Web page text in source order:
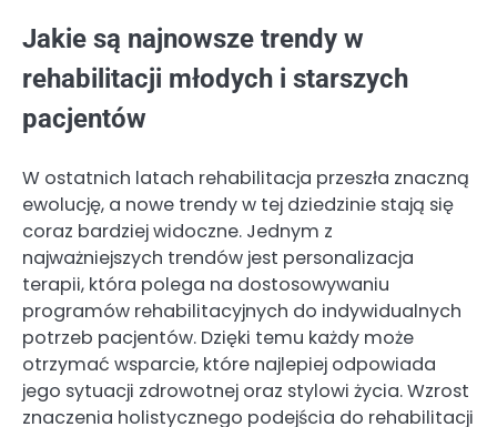
Jakie są najnowsze trendy w
rehabilitacji młodych i starszych
pacjentów
W ostatnich latach rehabilitacja przeszła znaczną
ewolucję, a nowe trendy w tej dziedzinie stają się
coraz bardziej widoczne. Jednym z
najważniejszych trendów jest personalizacja
terapii, która polega na dostosowywaniu
programów rehabilitacyjnych do indywidualnych
potrzeb pacjentów. Dzięki temu każdy może
otrzymać wsparcie, które najlepiej odpowiada
jego sytuacji zdrowotnej oraz stylowi życia. Wzrost
znaczenia holistycznego podejścia do rehabilitacji